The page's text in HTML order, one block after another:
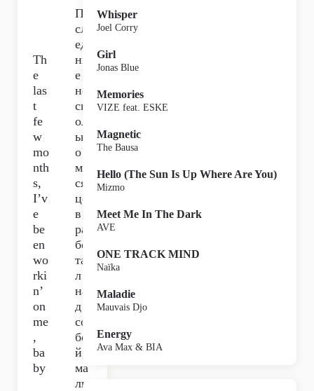
Th
e
las
t
fe
w
mo
nth
s,
I’v
e
be
en
wo
rki
n’
on
me
,
ba
by
По
сл
ед
ни
е
не
ск
ол
ьк
о
ме
ся
це
в я
ра
бо
та
л
на
д
со
бо
й,
ма
лы
Whisper
Joel Corry
Girl
Jonas Blue
Memories
VIZE feat. ESKE
Magnetic
The Bausa
Hello (The Sun Is Up Where Are You)
Mizmo
Meet Me In The Dark
AVE
ONE TRACK MIND
Naïka
Maladie
Mauvais Djo
Energy
Ava Max & BIA